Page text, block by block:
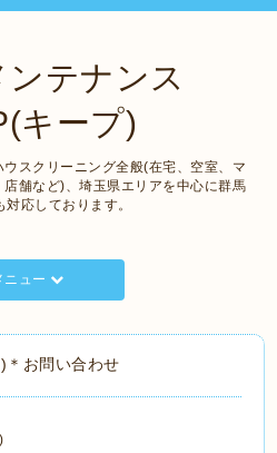
テナンス
キープ)
スクリーニング全般(在宅、空室、マ
舗など)、埼玉県エリアを中心に群馬
対応しております。
ニュー
＊お問い合わせ